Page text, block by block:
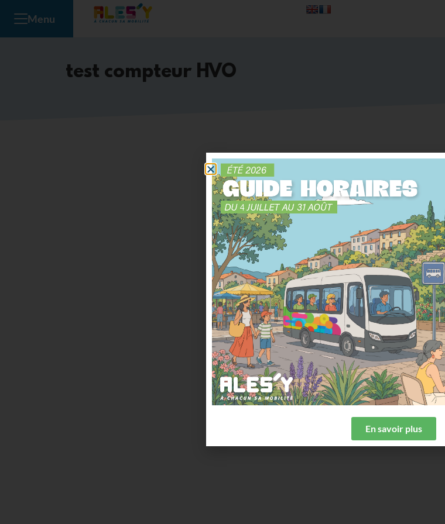
Menu
test compteur HVO
Total :100.00
Panneau de gestion des cookies
En savoir plus